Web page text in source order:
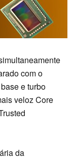
com o
e turbo
veloz Core
da